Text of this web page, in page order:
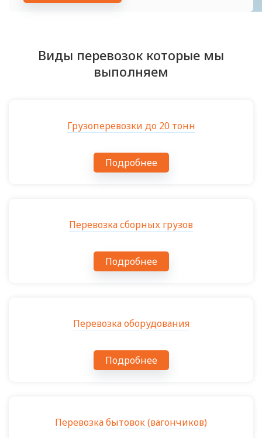
Виды перевозок которые мы
выполняем
Грузоперевозки до 20 тонн
Подробнее
Перевозка сборных грузов
Подробнее
Перевозка оборудования
Подробнее
Перевозка бытовок (вагончиков)